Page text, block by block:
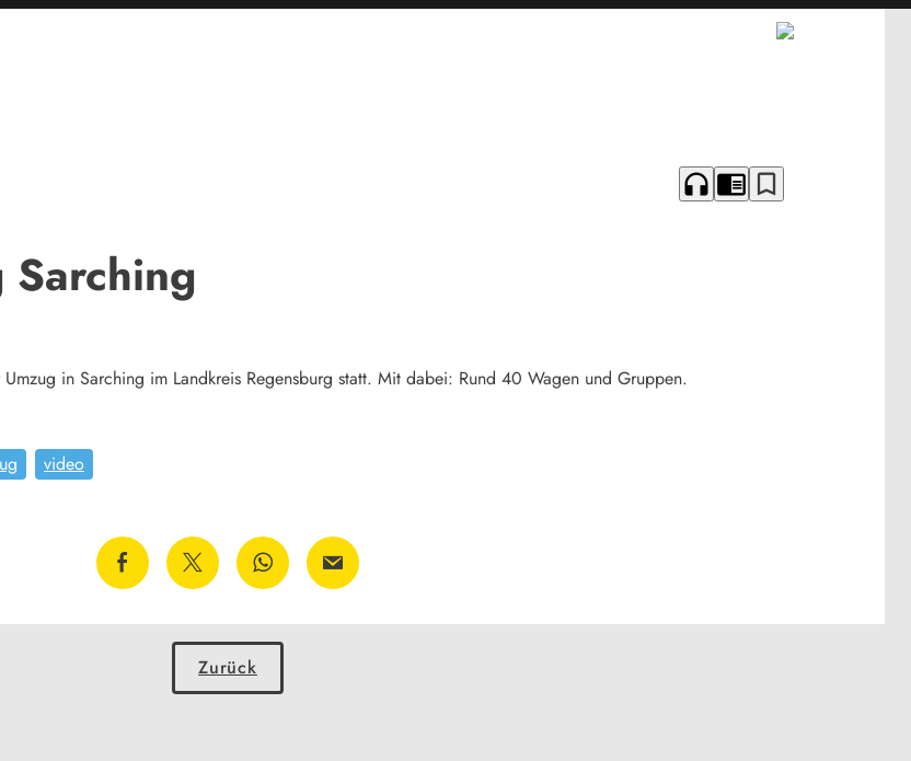
headphones chrome_reader_mode bookmark_border
Sarching
in Sarching im Landkreis Regensburg statt. Mit dabei: Rund 40 Wagen und Gruppen.
video
Zurück